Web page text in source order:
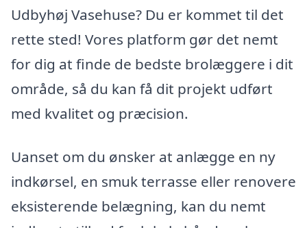
Udbyhøj Vasehuse? Du er kommet til det
rette sted! Vores platform gør det nemt
for dig at finde de bedste brolæggere i dit
område, så du kan få dit projekt udført
med kvalitet og præcision.
Uanset om du ønsker at anlægge en ny
indkørsel, en smuk terrasse eller renovere
eksisterende belægning, kan du nemt